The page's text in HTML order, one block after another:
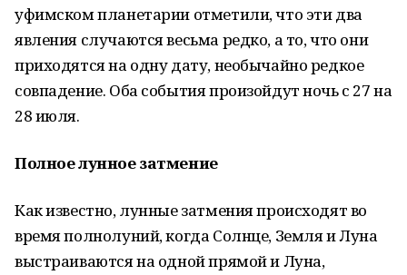
уфимском планетарии отметили, что эти два
явления случаются весьма редко, а то, что они
приходятся на одну дату, необычайно редкое
совпадение. Оба события произойдут ночь с 27 на
28 июля.
Полное лунное затмение
Как известно, лунные затмения происходят во
время полнолуний, когда Солнце, Земля и Луна
выстраиваются на одной прямой и Луна,